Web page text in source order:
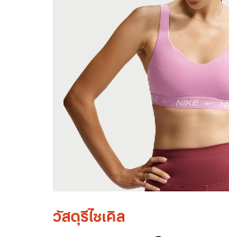
วัสดุรีไซเคิล